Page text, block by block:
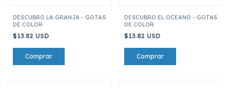
DESCUBRO LA GRANJA - GOTAS
DE COLOR
$13.82 USD
DESCUBRO EL OCEANO - GOTAS
DE COLOR
$13.82 USD